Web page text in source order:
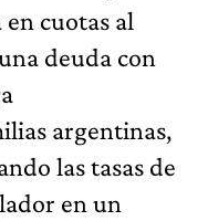
cuotas al
deuda con
argentinas,
las tasas de
en un